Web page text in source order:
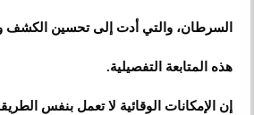
السرطان، والتي أدت إلى تحسين الكشف
هذه المتابعة التفصيلية.
إن الإمكانات الوقائية لا تعمل بنفس